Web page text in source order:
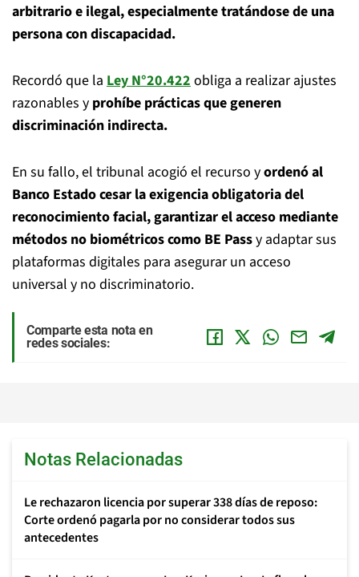
arbitrario e ilegal, especialmente tratándose de una
persona con discapacidad.
Recordó que la Ley N°20.422obliga a realizar ajustes
razonables y prohíbe prácticas que generen
discriminación indirecta.
En su fallo, el tribunal acogió el recurso yordenó al
Banco Estado cesar la exigencia obligatoria del
reconocimiento facial, garantizar el acceso mediante
métodos no biométricos como BE Passy adaptar sus
plataformas digitales para asegurar un acceso
universal y no discriminatorio.
Comparte esta nota en
redes sociales:
Notas Relacionadas
Le rechazaron licencia por superar 338 días de reposo:
Corte ordenó pagarla por no considerar todos sus
antecedentes